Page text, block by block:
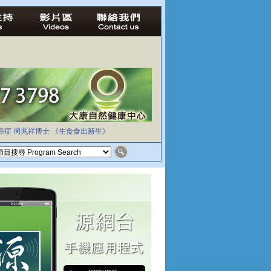
症 周兆祥博士 《生食食出新生》